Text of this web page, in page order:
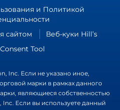
и Политикой
сайтом
Веб-куки Hill’s
Tool
Inc. Если не указано иное,
марки в рамках данного
являющиеся собственностью
Если вы используете данный